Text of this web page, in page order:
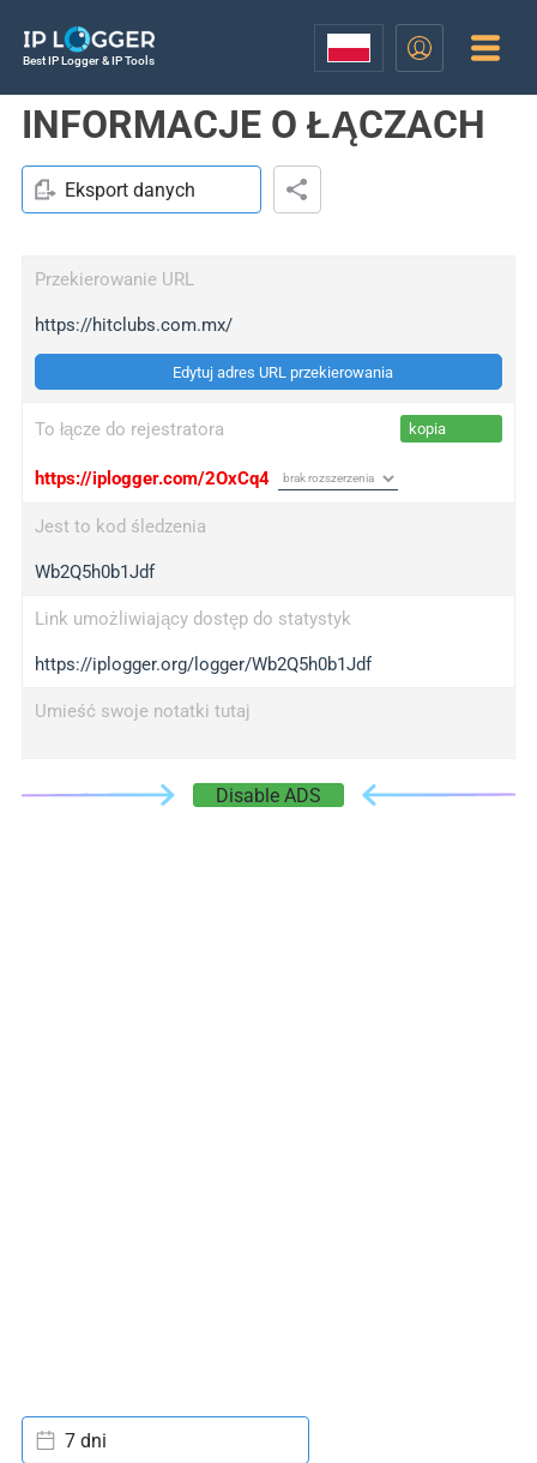
Best IP Logger & IP Tools
INFORMACJE O ŁĄCZACH
Eksport danych
Przekierowanie URL
https://hitclubs.com.mx/
Edytuj adres URL przekierowania
To łącze do rejestratora kopia
https://iplogger.com/2OxCq4
Jest to kod śledzenia
Wb2Q5h0b1Jdf
Link umożliwiający dostęp do statystyk
https://iplogger.org/logger/Wb2Q5h0b1Jdf
Umieść swoje notatki tutaj
Disable ADS
7 dni